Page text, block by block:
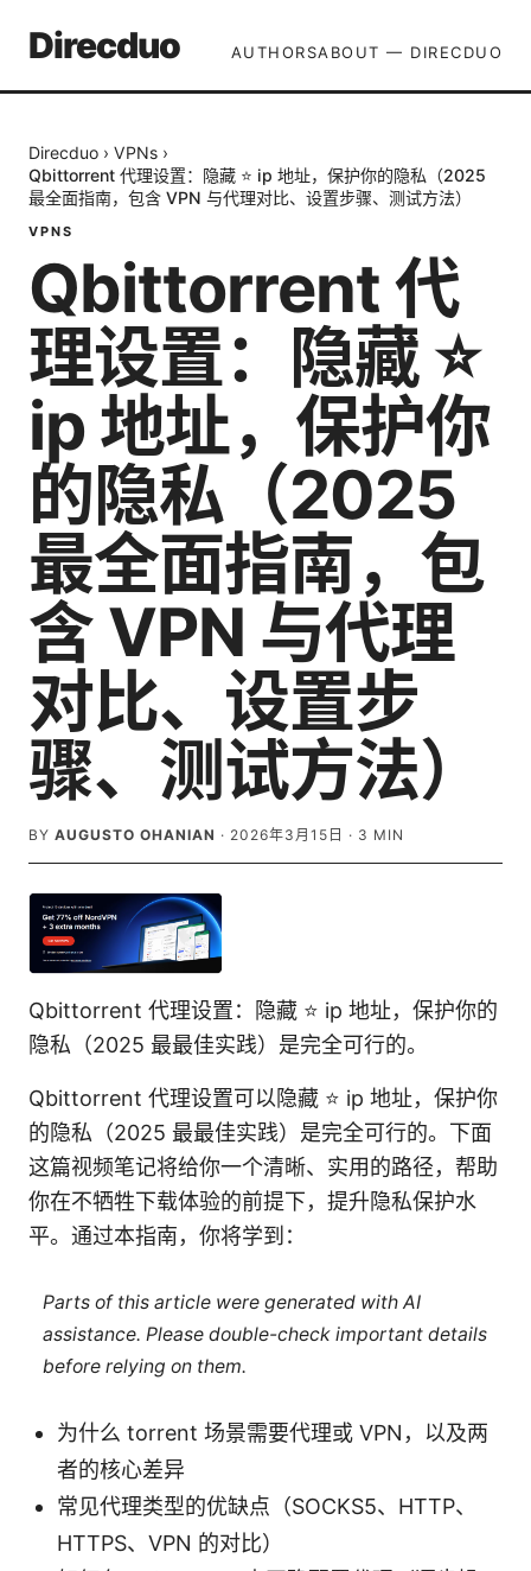
Direcduo AUTHORSABOUT — DIRECDUO
Direcduo › VPNs ›
Qbittorrent 代理设置：隐藏 ⭐ ip 地址，保护你的隐私（2025
最全面指南，包含 VPN 与代理对比、设置步骤、测试方法）
VPNS
Qbittorrent 代
理设置：隐藏 ⭐
ip 地址，保护你
的隐私（2025
最全面指南，包
含 VPN 与代理
对比、设置步
骤、测试方法）
BY AUGUSTO OHANIAN · 2026年3月15日 · 3 MIN
Qbittorrent 代理设置：隐藏 ⭐ ip 地址，保护你的
隐私（2025 最最佳实践）是完全可行的。
Qbittorrent 代理设置可以隐藏 ⭐ ip 地址，保护你
的隐私（2025 最最佳实践）是完全可行的。下面
这篇视频笔记将给你一个清晰、实用的路径，帮助
你在不牺牲下载体验的前提下，提升隐私保护水
平。通过本指南，你将学到：
Parts of this article were generated with AI
assistance. Please double-check important details
before relying on them.
为什么 torrent 场景需要代理或 VPN，以及两
者的核心差异
常见代理类型的优缺点（SOCKS5、HTTP、
HTTPS、VPN 的对比）